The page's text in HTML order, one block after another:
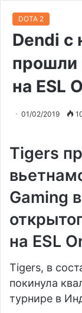
DOTA 2
Dendi с
прошли
на ESL
01/02/2019
Tigers
Gaming
на ESL
Tigers, в
покинула
турнире в